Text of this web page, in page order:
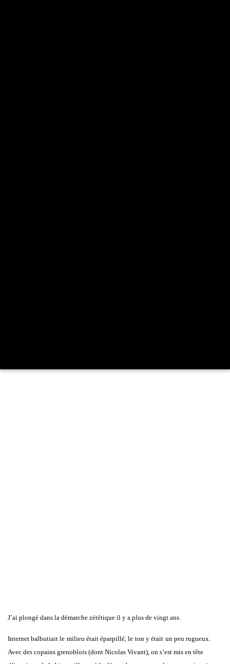
J’ai plon­gé dans la démarche zété­tique il y a plus de vingt ans.
Inter­net bal­bu­tiait le milieu était épar­pillé, le ton y était un peu rugueux.
Avec des copains gre­no­blois (dont Nico­las Vivant), on s’est mis en tête